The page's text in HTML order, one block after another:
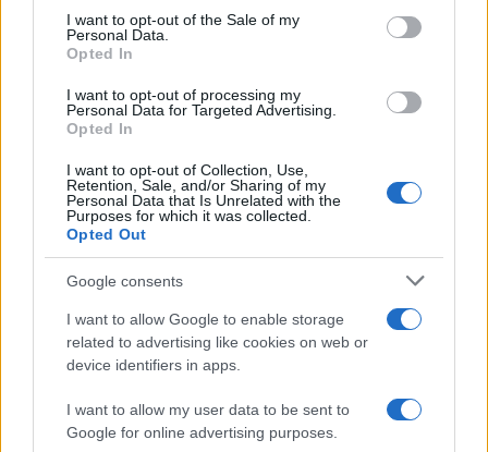
services and may gather and store information including but
not limited to your visit or usage behaviour. You may click to
grant or deny consent to Google and its third-party tags to
consent section.
I want to opt-out of the Sale of my
Personal Data.
Opted In
I want to opt-out of processing my
Personal Data for Targeted Advertising.
Opted In
I want to opt-out of Collection, Use,
Retention, Sale, and/or Sharing of my
Personal Data that Is Unrelated with the
Purposes for which it was collected.
Opted Out
Google consents
I want to allow Google to enable storage
related to advertising like cookies on web or
device identifiers in apps.
I want to allow my user data to be sent to
Google for online advertising purposes.
FRASI
Frasi celebri
Frasi da condividere
Poesie
FILM
Frasi dei film
Frasi film più lette
Incipit dei film